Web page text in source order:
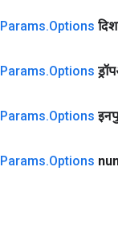
Params.Options
Params.Options
Params.Options
Params.Options